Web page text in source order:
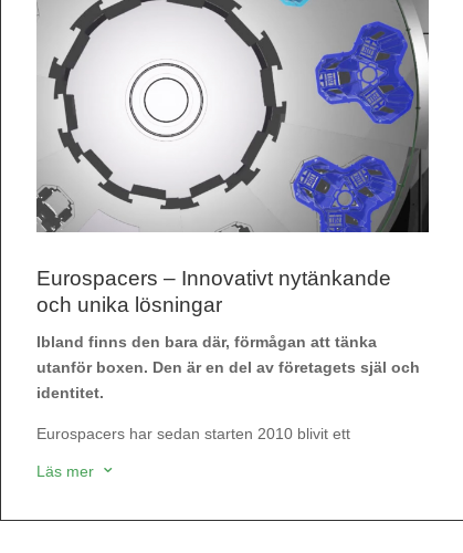
Eurospacers – Innovativt nytänkande
och unika lösningar
Ibland finns den bara där, förmågan att tänka
utanför boxen. Den är en del av företagets själ och
identitet.
Eurospacers har sedan starten 2010 blivit ett
Läs mer 3